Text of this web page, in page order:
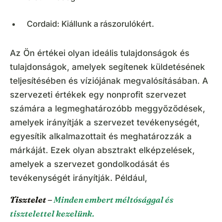
Cordaid: Kiállunk a rászorulókért.
Az Ön értékei olyan ideális tulajdonságok és
tulajdonságok, amelyek segítenek küldetésének
teljesítésében és víziójának megvalósításában. A
szervezeti értékek egy nonprofit szervezet
számára a legmeghatározóbb meggyőződések,
amelyek irányítják a szervezet tevékenységét,
egyesítik alkalmazottait és meghatározzák a
márkáját. Ezek olyan absztrakt elképzelések,
amelyek a szervezet gondolkodását és
tevékenységét irányítják. Például,
Tisztelet –Minden embert méltósággal és
tisztelettel kezelünk.